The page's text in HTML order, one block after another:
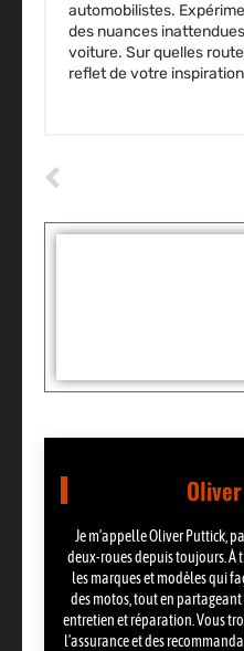
automobilistes.
des nuances
voiture. Sur quelles
reflet de votre
Je m’appelle Oliver Puttick,
deux-roues depuis toujours. À
les marques et modèles qui
des motos, tout en
entretien et réparation. Vous
l’assurance et des